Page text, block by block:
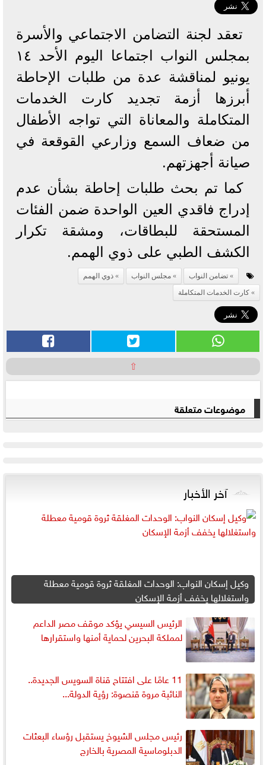
تعقد لجنة التضامن الاجتماعي والأسرة
بمجلس النواب اجتماعا اليوم الأحد ١٤
يونيو لمناقشة عدة من طلبات الإحاطة
أبرزها أزمة تجديد كارت الخدمات
المتكاملة والمعاناة التي تواجه الأطفال
من ضعاف السمع وزارعي القوقعة في
صيانة أجهزتهم.
كما تم بحث طلبات إحاطة بشأن عدم
إدراج فاقدي العين الواحدة ضمن الفئات
المستحقة للبطاقات، ومشقة تكرار
الكشف الطبي على ذوي الهمم.
تضامن النواب مجلس النواب
ذوي الهمم
كارت الخدمات المتكاملة
⇧
موضوعات متعلقة
آخر الأخبار
وكيل إسكان النواب: الوحدات المغلقة ثروة قومية معطلة
واستغلالها يخفف أزمة الإسكان
الرئيس السيسي يؤكد موقف مصر الداعم
لمملكة البحرين لحماية أمنها واستقرارها
11 عامًا على افتتاح قناة السويس الجديدة..
النائبة مروة قنصوة: رؤية الدولة...
رئيس مجلس الشيوخ يستقبل رؤساء البعثات
الدبلوماسية المصرية بالخارج